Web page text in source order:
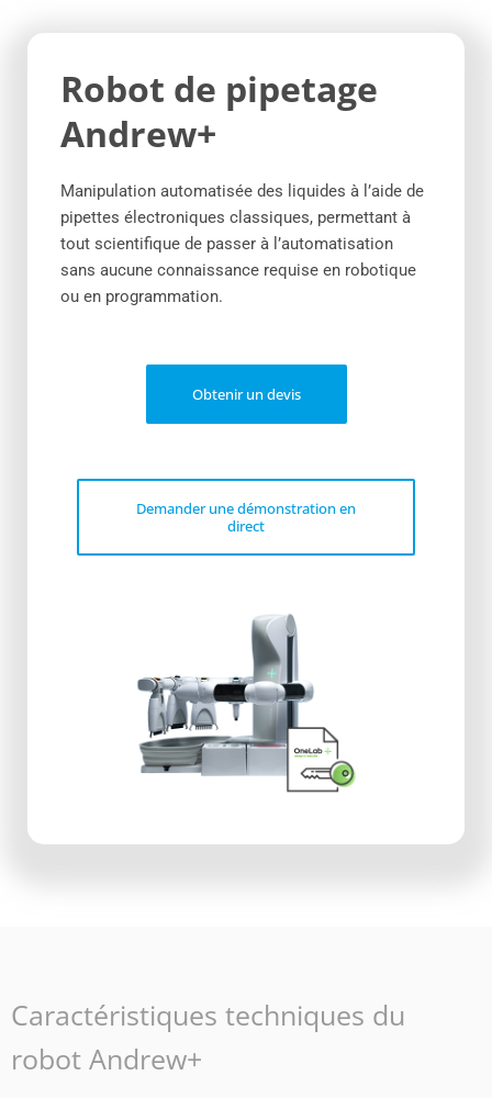
Robot de pipetage
Andrew+
Manipulation automatisée des liquides à l’aide de
pipettes électroniques classiques, permettant à
tout scientifique de passer à l’automatisation
sans aucune connaissance requise en robotique
ou en programmation.
Obtenir un devis
Demander une démonstration en
direct
Caractéristiques techniques du
robot Andrew+